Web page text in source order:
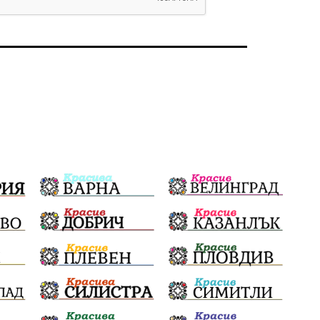
София Софийски общински съвет
катастрофа Любов
съвет Величие
Образование Борисов